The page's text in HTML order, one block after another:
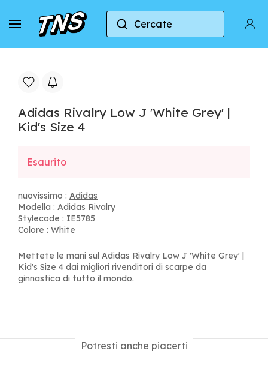
Cercate
Casa Adidas Adidas Rivalry Adidas
Adidas Rivalry Low J 'White Grey' |
Kid's Size 4
Esaurito
nuovissimo : Adidas
Modella : Adidas Rivalry
Stylecode : IE5785
Colore : White
Mettete le mani sul Adidas Rivalry Low J 'White Grey' |
Kid's Size 4 dai migliori rivenditori di scarpe da
ginnastica di tutto il mondo.
Potresti anche piacerti